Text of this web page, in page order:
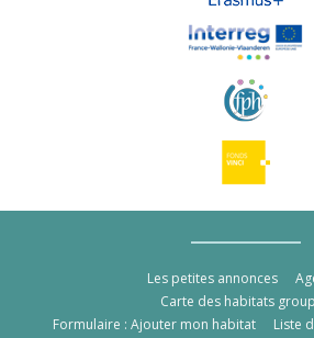
Les petites annonces
Carte des habitats
Formulaire : Ajouter mon habitat
Liste